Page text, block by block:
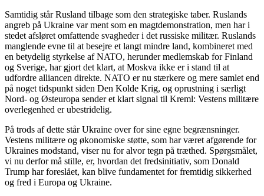
Samtidig står Rusland tilbage som den strategiske taber. Ruslands
angreb på Ukraine var ment som en magtdemonstration, men har i
stedet afsløret omfattende svagheder i det russiske militær. Ruslands
manglende evne til at besejre et langt mindre land, kombineret med
en betydelig styrkelse af NATO, herunder medlemskab for Finland
og Sverige, har gjort det klart, at Moskva ikke er i stand til at
udfordre alliancen direkte. NATO er nu stærkere og mere samlet end
på noget tidspunkt siden Den Kolde Krig, og oprustning i særligt
Nord- og Østeuropa sender et klart signal til Kreml: Vestens militære
overlegenhed er ubestridelig.
På trods af dette står Ukraine over for sine egne begrænsninger.
Vestens militære og økonomiske støtte, som har været afgørende for
Ukraines modstand, viser nu for alvor tegn på træthed. Spørgsmålet,
vi nu derfor må stille, er, hvordan det fredsinitiativ, som Donald
Trump har foreslået, kan blive fundamentet for fremtidig sikkerhed
og fred i Europa og Ukraine.